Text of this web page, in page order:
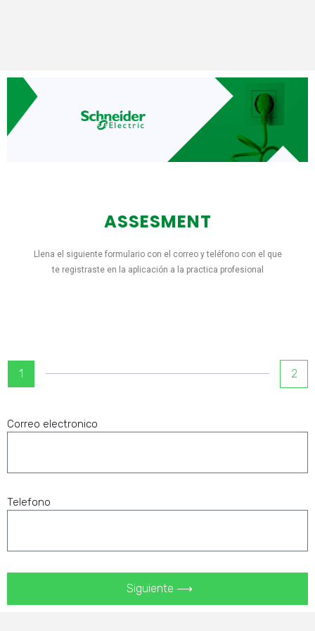
ASSESMENT
Llena el siguiente formulario con el correo y teléfono con el que
te registraste en la aplicación a la practica profesional
1 2
Correo electronico
Telefono
Siguiente ⟶